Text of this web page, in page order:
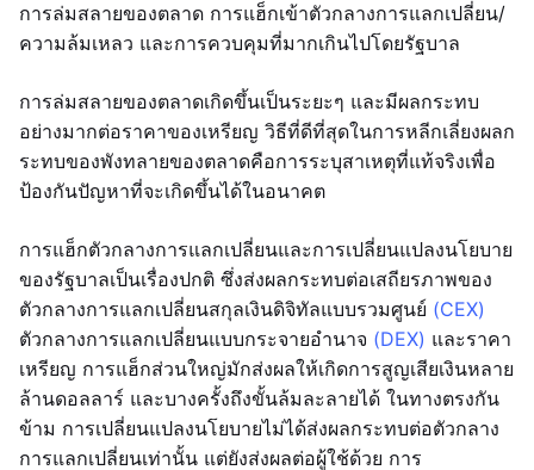
การล่มสลายของตลาด การแฮ็กเข้าตัวกลางการแลกเปลี่ยน/
ความล้มเหลว และการควบคุมที่มากเกินไปโดยรัฐบาล
การล่มสลายของตลาดเกิดขึ้นเป็นระยะๆ และมีผลกระทบ
อย่างมากต่อราคาของเหรียญ วิธีที่ดีที่สุดในการหลีกเลี่ยงผลก
ระทบของพังทลายของตลาดคือการระบุสาเหตุที่แท้จริงเพื่อ
ป้องกันปัญหาที่จะเกิดขึ้นได้ในอนาคต
การแฮ็กตัวกลางการแลกเปลี่ยนและการเปลี่ยนแปลงนโยบาย
ของรัฐบาลเป็นเรื่องปกติ ซึ่งส่งผลกระทบต่อเสถียรภาพของ
ตัวกลางการแลกเปลี่ยนสกุลเงินดิจิทัลแบบรวมศูนย์ (CEX)
ตัวกลางการแลกเปลี่ยนแบบกระจายอำนาจ (DEX) และราคา
เหรียญ การแฮ็กส่วนใหญ่มักส่งผลให้เกิดการสูญเสียเงินหลาย
ล้านดอลลาร์ และบางครั้งถึงขั้นล้มละลายได้ ในทางตรงกัน
ข้าม การเปลี่ยนแปลงนโยบายไม่ได้ส่งผลกระทบต่อตัวกลาง
การแลกเปลี่ยนเท่านั้น แต่ยังส่งผลต่อผู้ใช้ด้วย การ